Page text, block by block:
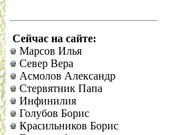
Сейчас на сайте:
Марсов Илья
Север Вера
Асмолов Александр
Стервятник Папа
Инфинилия
Голубов Борис
Красильников Борис